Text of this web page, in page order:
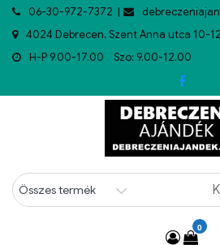
06-30-972-7372
4024 Debrecen, Szent Anna utca 10-
H-P 9.00-17.00 Szo: 9.00-12.00
0